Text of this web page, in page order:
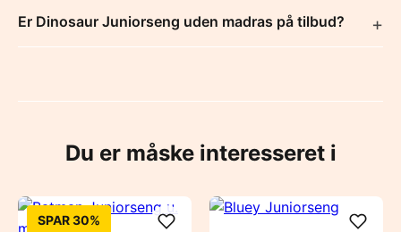
Er Dinosaur Juniorseng uden madras på tilbud?
Du er måske interesseret i
SPAR 30%